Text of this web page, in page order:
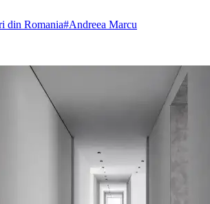
din Romania#Andreea Marcu